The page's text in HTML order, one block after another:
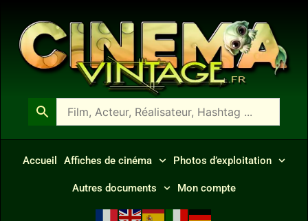
Accueil Affiches de cinéma Photos d’exploitation
Autres documents Mon compte